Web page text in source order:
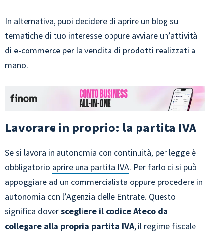
In alternativa, puoi decidere di aprire un blog su
tematiche di tuo interesse oppure avviare un’attività
di e-commerce per la vendita di prodotti realizzati a
mano.
Lavorare in proprio: la partita IVA
Se si lavora in autonomia con continuità, per legge è
obbligatorio aprire una partita IVA. Per farlo ci si può
appoggiare ad un commercialista oppure procedere in
autonomia con l’Agenzia delle Entrate. Questo
significa doverscegliere il codice Ateco da
collegare alla propria partita IVA, il regime fiscale